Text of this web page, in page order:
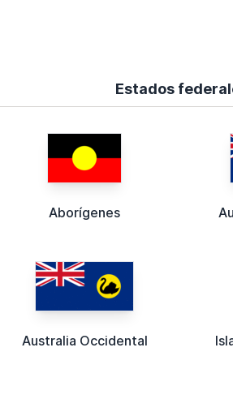
Estados
Aborígenes
Australia Occidental